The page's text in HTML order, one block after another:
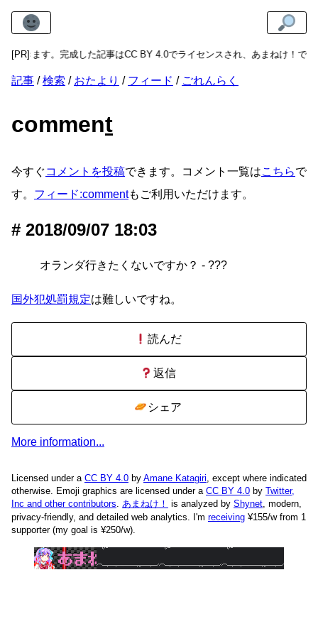
[PR]
できます。完成した記事はCC BY 4.0でライセンスされ、あまねけ！で
記事 検索 おたより フィード ごれんらく
comment
今すぐコメントを投稿できます。コメント一覧はこちらで
す。 フィード:commentもご利用いただけます。
2018/09/07 18:03
オランダ行きたくないですか？ - ???
国外犯処罰規定は難しいですね。
読んだ
返信
シェア
More information...
Licensed under a CC BY 4.0 by Amane Katagiri, except where indicated
otherwise. Emoji graphics are licensed under a CC BY 4.0 by Twitter,
Inc and other contributors. あまねけ！ is analyzed by Shynet, modern,
privacy-friendly, and detailed web analytics. I'm receiving ¥155/w from 1
supporter (my goal is ¥250/w).